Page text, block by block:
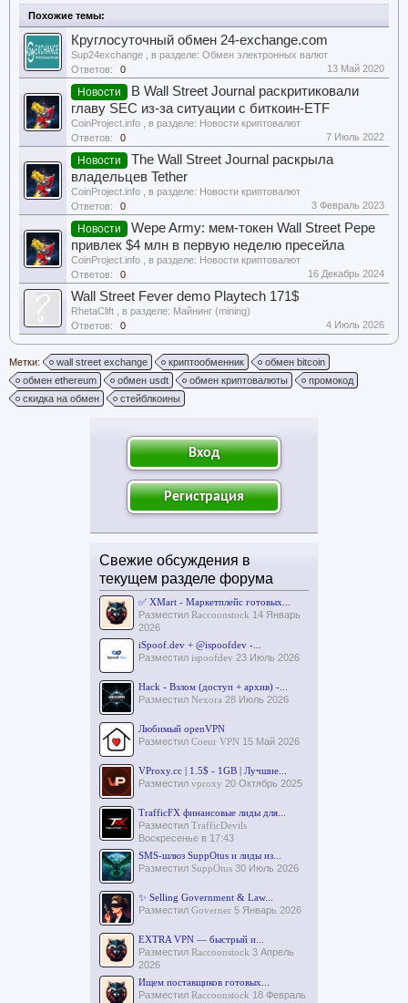
Похожие темы:
Круглосуточный обмен 24-exchange.com
Sup24exchange , в разделе: Обмен электронных валют
Ответов:
0 13 Май 2020
Новости
В Wall Street Journal раскритиковали
главу SEC из-за ситуации с биткоин-ETF
CoinProject.info , в разделе: Новости криптовалют
Ответов:
0 7 Июль 2022
Новости
The Wall Street Journal раскрыла
владельцев Tether
CoinProject.info , в разделе: Новости криптовалют
Ответов:
0 3 Февраль 2023
Новости
Wepe Army: мем-токен Wall Street Pepe
привлек $4 млн в первую неделю пресейла
CoinProject.info , в разделе: Новости криптовалют
Ответов:
0 16 Декабрь 2024
Wall Street Fever demo Playtech 171$
RhetaClift , в разделе: Майнинг (mining)
Ответов:
0 4 Июль 2026
Метки: wall street exchange криптообменник
обмен bitcoin
обмен ethereum
обмен usdt обмен криптовалюты
промокод
скидка на обмен
стейблкоины
Вход
Регистрация
Свежие обсуждения в
текущем разделе форума
✅ XMart - Маркетплейс готовых...
Разместил Raccoonstock 14 Январь
2026
iSpoof.dev + @ispoofdev -...
Разместил ispoofdev 23 Июль 2026
Hack - Взлом (доступ + архив) -...
Разместил Nexora 28 Июль 2026
Любимый openVPN
Разместил Coeur VPN 15 Май 2026
VProxy.cc | 1.5$ - 1GB | Лучшие...
Разместил vproxy 20 Октябрь 2025
TrafficFX финансовые лиды для...
Разместил TrafficDevils
Воскресенье в 17:43
SMS-шлюз SuppOtus и лиды из...
Разместил SuppOtus 30 Июль 2026
✨ Selling Government & Law...
Разместил Governer 5 Январь 2026
EXTRA VPN — быстрый и...
Разместил Raccoonstock 3 Апрель
2026
Ищем поставщиков готовых...
Разместил Raccoonstock 18 Февраль